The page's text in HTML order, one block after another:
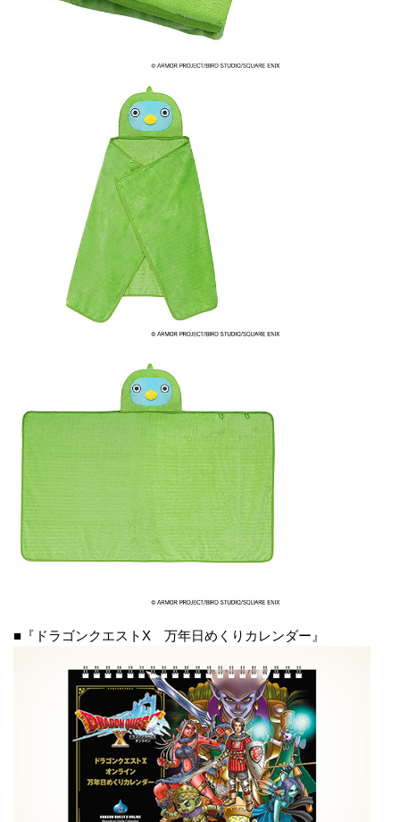
■『ドラゴンクエストX 万年日めくりカレンダー』